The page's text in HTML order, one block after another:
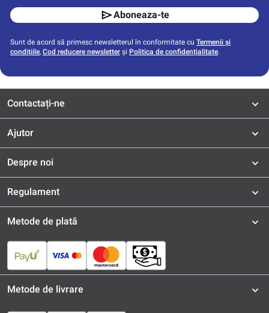
Aboneaza-te
Sunt de acord să primesc newsletterul în conformitate cu Termenii și
condițiile, Cod reducere newsletter și Politica de confidențialitate.
Contactați-ne
Ajutor
Despre noi
Regulament
Metode de plată
Metode de livrare